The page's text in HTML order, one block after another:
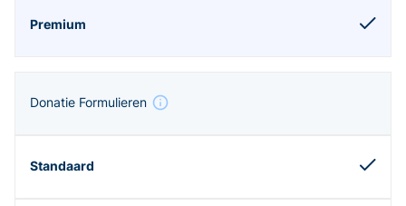
Donatie Formulieren